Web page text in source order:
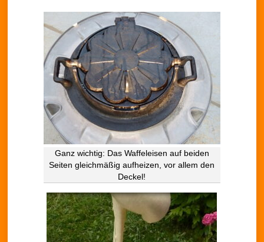
Ganz wichtig: Das Waffeleisen auf beiden
Seiten gleichmäßig aufheizen, vor allem den
Deckel!